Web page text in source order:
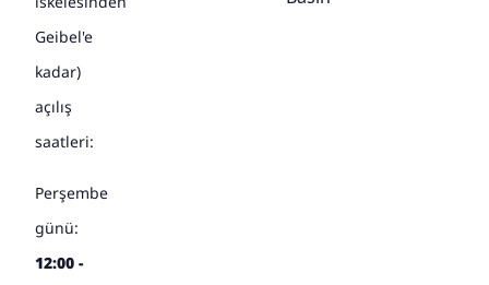
Geibel'e
kadar)
açılış
saatleri:
Perşembe
günü:
12:00 -